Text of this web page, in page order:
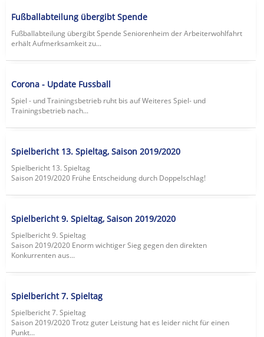
Fußballabteilung übergibt Spende
Fußballabteilung übergibt Spende Seniorenheim der Arbeiterwohlfahrt
erhält Aufmerksamkeit zu...
Corona - Update Fussball
Spiel - und Trainingsbetrieb ruht bis auf Weiteres Spiel- und
Trainingsbetrieb nach...
Spielbericht 13. Spieltag, Saison 2019/2020
Spielbericht 13. Spieltag
Saison 2019/2020 Frühe Entscheidung durch Doppelschlag!
Spielbericht 9. Spieltag, Saison 2019/2020
Spielbericht 9. Spieltag
Saison 2019/2020 Enorm wichtiger Sieg gegen den direkten
Konkurrenten aus...
Spielbericht 7. Spieltag
Spielbericht 7. Spieltag
Saison 2019/2020 Trotz guter Leistung hat es leider nicht für einen
Punkt...